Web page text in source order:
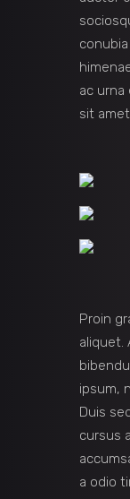
ac
sit
Proin
aliquet.
ipsum,
Duis
cursus
a odio